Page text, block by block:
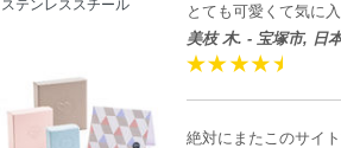
ステンレススチール
とても可愛くて気に
美枝 木. - 宝塚市, 日
絶対にまたこのサイ